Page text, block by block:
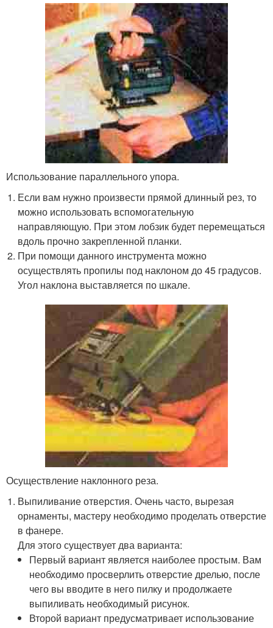
Использование параллельного упора.
Если вам нужно произвести прямой длинный рез, то
можно использовать вспомогательную
направляющую. При этом лобзик будет перемещаться
вдоль прочно закрепленной планки.
При помощи данного инструмента можно
осуществлять пропилы под наклоном до 45 градусов.
Угол наклона выставляется по шкале.
Осуществление наклонного реза.
Выпиливание отверстия. Очень часто, вырезая
орнаменты, мастеру необходимо проделать отверстие
в фанере.
Для этого существует два варианта:
Первый вариант является наиболее простым. Вам
необходимо просверлить отверстие дрелью, после
чего вы вводите в него пилку и продолжаете
выпиливать необходимый рисунок.
Второй вариант предусматривает использование